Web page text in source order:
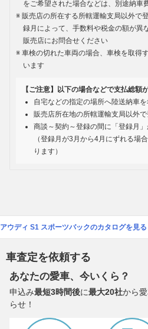
をご希望された場合などは、別途納車
販売店の所在する所轄運輸支局以外で
録月によって、手数料や税金の額が異
販売店にお問合せください
車検の切れた車両の場合、車検を取得
います
【ご注意】以下の場合などで支払総額
自宅などの指定の場所へ陸送納車
販売店所在地の所轄運輸支局以外
商談～契約～登録の間に「登録月
（登録月が3月から4月にずれる場
ります）
アウディ S1 スポーツバックのカタログを見る
車査定を依頼する
あなたの愛車、今いくら？
申込み最短3時間後に最大20社から
らせ！